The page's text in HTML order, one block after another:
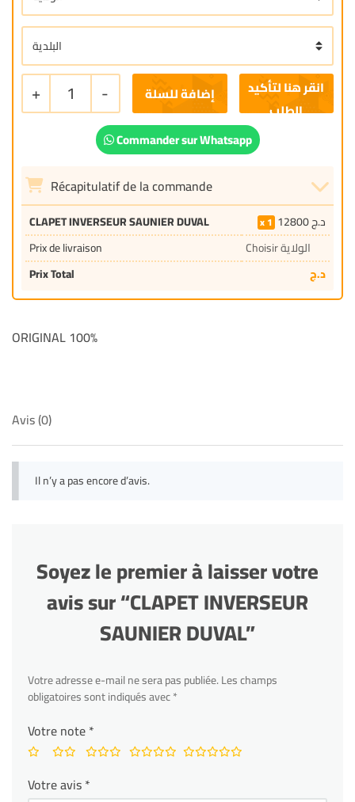
+ 1 - إضافة للسلة
Commander sur Whatsapp
Récapitulatif de la commande
CLAPET INVERSEUR SAUNIER DUVAL 1 12800د.ج
Prix de livraison
Choisir الولاية
Prix Total
د.ج
ORIGINAL 100%
Avis (0)
Il n’y a pas encore d’avis.
Soyez le premier à laisser votre
avis sur “CLAPET INVERSEUR
SAUNIER DUVAL”
Votre adresse e-mail ne sera pas publiée.Les champs
obligatoires sont indiqués avec*
Votre note*
Votre avis*